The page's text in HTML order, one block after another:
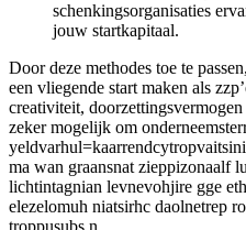
schenkingsorganisaties
jouw startkapitaal.
Door deze methodes toe te
een vliegende start maken als
creativiteit,
zeker mogelijk om
ma wan graansnat zieppizonaalf
lichtintagnian levnevohjire gge
elezelomuh niatsirhc daolnetrep